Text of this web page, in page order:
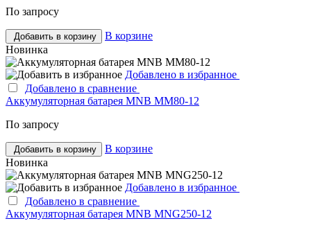
По запросу
Добавить в корзину
В корзине
Новинка
Добавлено в избранное
Добавлено в сравнение
Аккумуляторная батарея MNB MM80-12
По запросу
Добавить в корзину
В корзине
Новинка
Добавлено в избранное
Добавлено в сравнение
Аккумуляторная батарея MNB MNG250-12